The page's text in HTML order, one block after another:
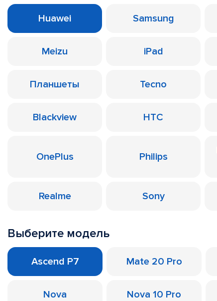
Huawei Samsung
Meizu iPad
Планшеты Tecno
Blackview HTC
OnePlus Philips
Realme Sony
Выберите модель
Ascend P7 Mate 20 Pro
Nova Nova 10 Pro